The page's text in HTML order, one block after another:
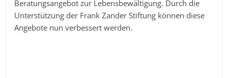
Beratungsangebot zur Lebensbewältigung. Durch die
Unterstützung der Frank Zander Stiftung können diese
Angebote nun verbessert werden.